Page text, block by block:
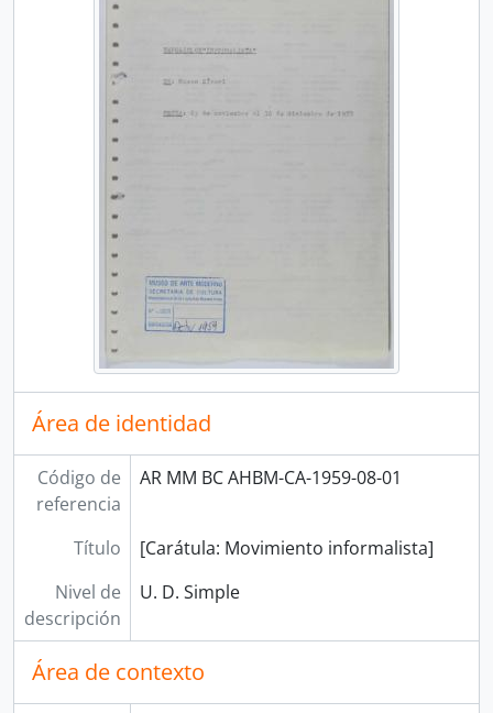
[Subserie] Año 1966
[Subserie] Año 1967
[Subserie] Año 1968
[Serie] Sobres de artistas argentinos
[Serie] Sobres de artistas extranjeros
[Serie] Carpetas temáticas
[Serie] Grupos
[Sección] Fototeca
Área de identidad
Código de
referencia
AR MM BC AHBM-CA-1959-08-01
Título
[Carátula: Movimiento informalista]
Nivel de
descripción
U. D. Simple
Área de contexto